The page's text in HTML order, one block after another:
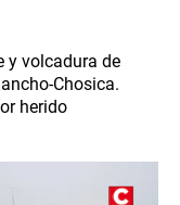
y volcadura de
Chosica.
herido